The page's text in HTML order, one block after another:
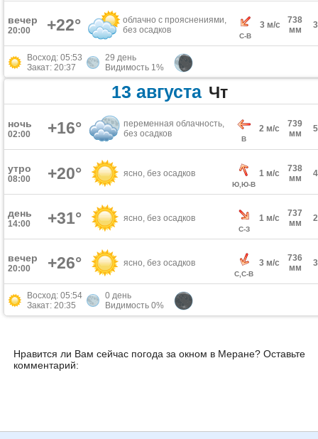
вечер
20:00 +22°
облачно с прояснениями,
без осадков
С-В
3 м/с
738
мм
Восход: 05:53
Закат: 20:37
29 день
Видимость 1%
13 августа Чт
ночь
02:00 +16°
переменная облачность,
без осадков
В
2 м/с
739
мм
утро
08:00 +20° ясно, без осадков
Ю,Ю-В
1 м/с
738
мм
день
14:00 +31° ясно, без осадков
С-З
1 м/с
737
мм
вечер
20:00 +26° ясно, без осадков
С,С-В
3 м/с
736
мм
Восход: 05:54
Закат: 20:35
0 день
Видимость 0%
Нравится ли Вам сейчас погода за окном в Меране? Оставьте
комментарий: